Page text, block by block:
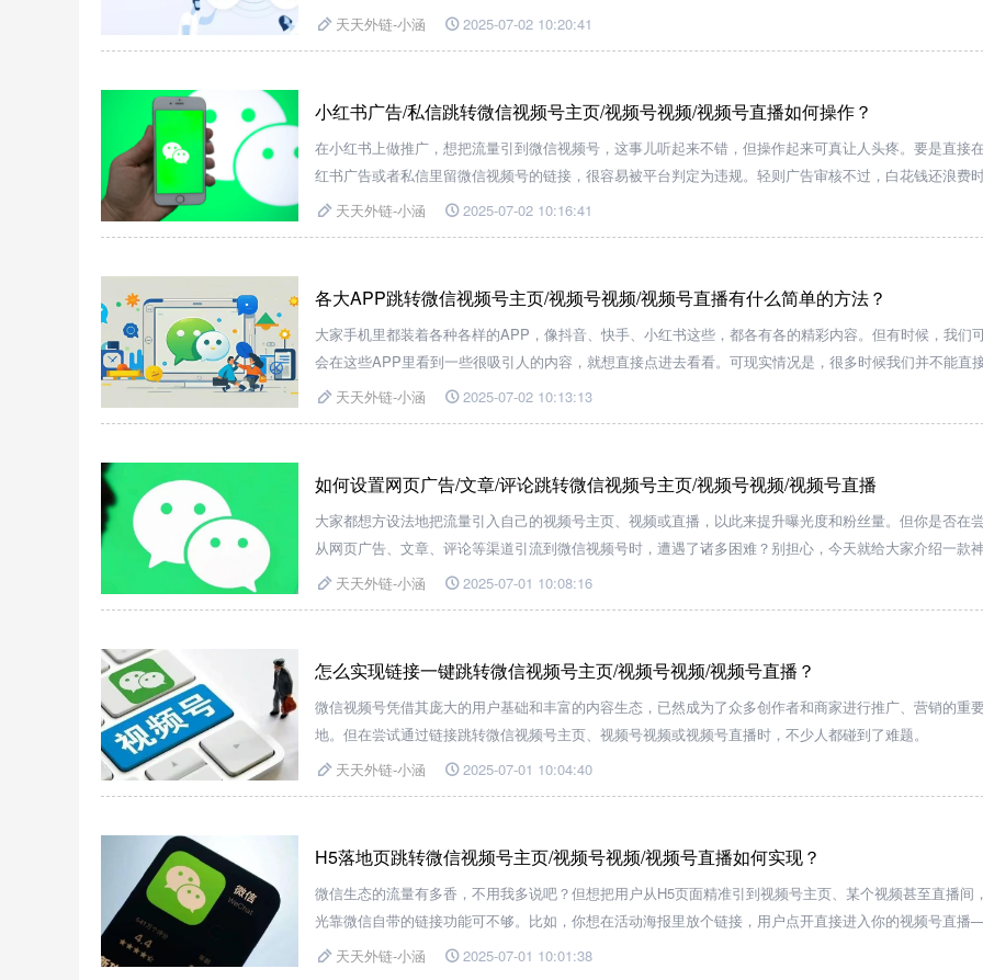
三方跳转工具【天天外链】就能轻松解决。
天天外链-小涵 2025-07-02 10:20:41
小红书广告/私信跳转微信视频号主页/视频号视频/视频号直播如何操作？
在小红书上做推广，想把流量引到微信视频号，这事儿听起来不错，但操作起来可真让人头疼。要是直接
红书广告或者私信里留微信视频号的链接，很容易被平台判定为违规。轻则广告审核不过，白花钱还浪费
间；重则账号被限流甚至封号，那可就亏大了。
天天外链-小涵 2025-07-02 10:16:41
各大APP跳转微信视频号主页/视频号视频/视频号直播有什么简单的方法？
大家手机里都装着各种各样的APP，像抖音、快手、小红书这些，都各有各的精彩内容。但有时候，我们
会在这些APP里看到一些很吸引人的内容，就想直接点进去看看。可现实情况是，很多时候我们并不能直
这些APP跳转到微信视频号的相关页面，这可真是让人着急上火。但别担心，有了“天天外链”这个跳转工具
天天外链-小涵 2025-07-02 10:13:13
如何设置网页广告/文章/评论跳转微信视频号主页/视频号视频/视频号直播
大家都想方设法地把流量引入自己的视频号主页、视频或直播，以此来提升曝光度和粉丝量。但你是否在
从网页广告、文章、评论等渠道引流到微信视频号时，遭遇了诸多困难？别担心，今天就给大家介绍一款
——“天天外链”，它能帮你轻松实现跳转引流！
天天外链-小涵 2025-07-01 10:08:16
怎么实现链接一键跳转微信视频号主页/视频号视频/视频号直播？
微信视频号凭借其庞大的用户基础和丰富的内容生态，已然成为了众多创作者和商家进行推广、营销的重
地。但在尝试通过链接跳转微信视频号主页、视频号视频或视频号直播时，不少人都碰到了难题。​
天天外链-小涵
2025-07-01 10:04:40
H5落地页跳转微信视频号主页/视频号视频/视频号直播如何实现？
微信生态的流量有多香，不用我多说吧？但想把用户从H5页面精准引到视频号主页、某个视频甚至直播间，
光靠微信自带的链接功能可不够。比如，你想在活动海报里放个链接，用户点开直接进入你的视频号直
这种丝滑的操作，靠普通技术根本搞不定。这时候，天天外链这种专业工具就派上用场了。
天天外链-小涵 2025-07-01 10:01:38